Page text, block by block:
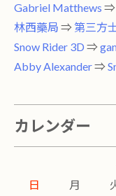
Gabriel Matthews ⇒
林西藥局 ⇒ 第三方
Snow Rider 3D ⇒
Abby Alexander⇒
カレンダー
日
月